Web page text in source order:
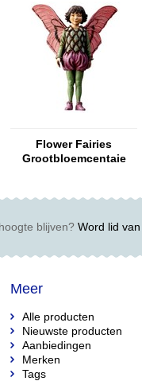
Flower Fairies
Grootbloemcentaie
blijven?Word lid van
Meer
Alle producten
Nieuwste producten
Aanbiedingen
Merken
Tags